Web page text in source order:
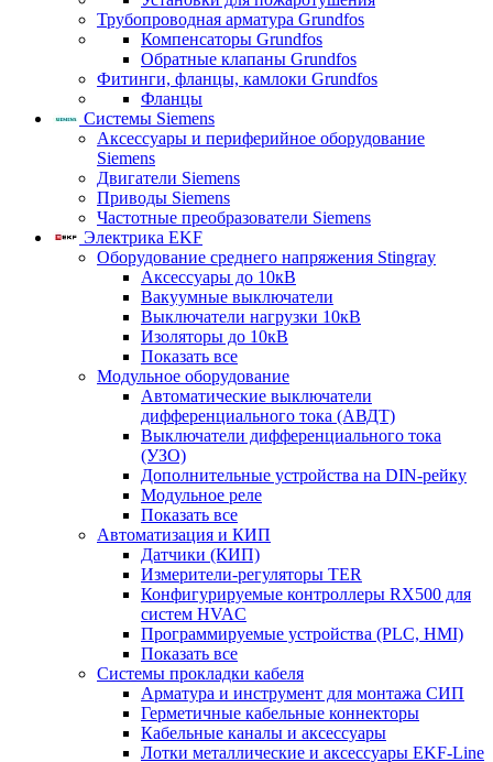
Трубопроводная арматура Grundfos
Компенсаторы Grundfos
Обратные клапаны Grundfos
Фитинги, фланцы, камлоки Grundfos
Фланцы
Системы Siemens
Аксессуары и периферийное оборудование
Siemens
Двигатели Siemens
Приводы Siemens
Частотные преобразователи Siemens
Электрика EKF
Оборудование среднего напряжения Stingray
Аксессуары до 10кВ
Вакуумные выключатели
Выключатели нагрузки 10кВ
Изоляторы до 10кВ
Показать все
Модульное оборудование
Автоматические выключатели
дифференциального тока (АВДТ)
Выключатели дифференциального тока
(УЗО)
Дополнительные устройства на DIN-рейку
Модульное реле
Показать все
Автоматизация и КИП
Датчики (КИП)
Измерители-регуляторы TER
Конфигурируемые контроллеры RX500 для
систем HVAC
Программируемые устройства (PLC, HMI)
Показать все
Системы прокладки кабеля
Арматура и инструмент для монтажа СИП
Герметичные кабельные коннекторы
Кабельные каналы и аксессуары
Лотки металлические и аксессуары EKF-Line